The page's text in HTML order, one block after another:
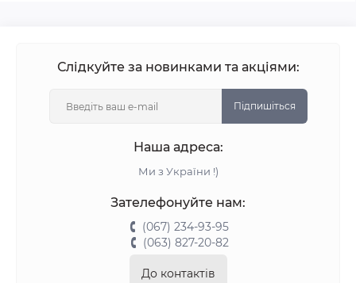
Слідкуйте за новинками та акціями:
Підпишіться
Наша адреса:
Ми з України !)
Зателефонуйте нам:
(067) 234-93-95
(063) 827-20-82
До контактів